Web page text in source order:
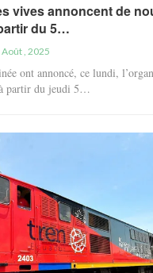
vives annoncent de
du 5…
Août , 2025
ont annoncé, ce lundi,
partir du jeudi 5…